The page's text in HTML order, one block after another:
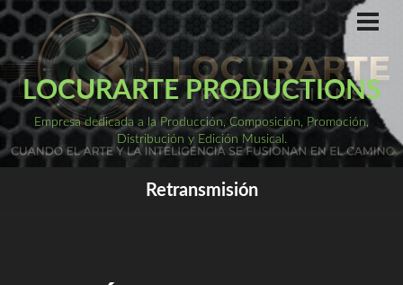
Saltar
al
contenido
LOCURARTE PRODUCTIONS
Empresa dedicada a la Producción, Composición, Promoción,
Distribución y Edición Musical.
Retransmisión